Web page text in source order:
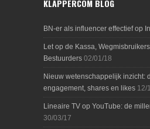
KLAPPERCOM BLOG
BN-er als influencer effectief op
Let op de Kassa,
Bestuurders 02/01/18
Nieuw wetenschappelijk inzicht:
engagement, shares en likes 12/
Lineaire TV op YouTube: de
30/03/17